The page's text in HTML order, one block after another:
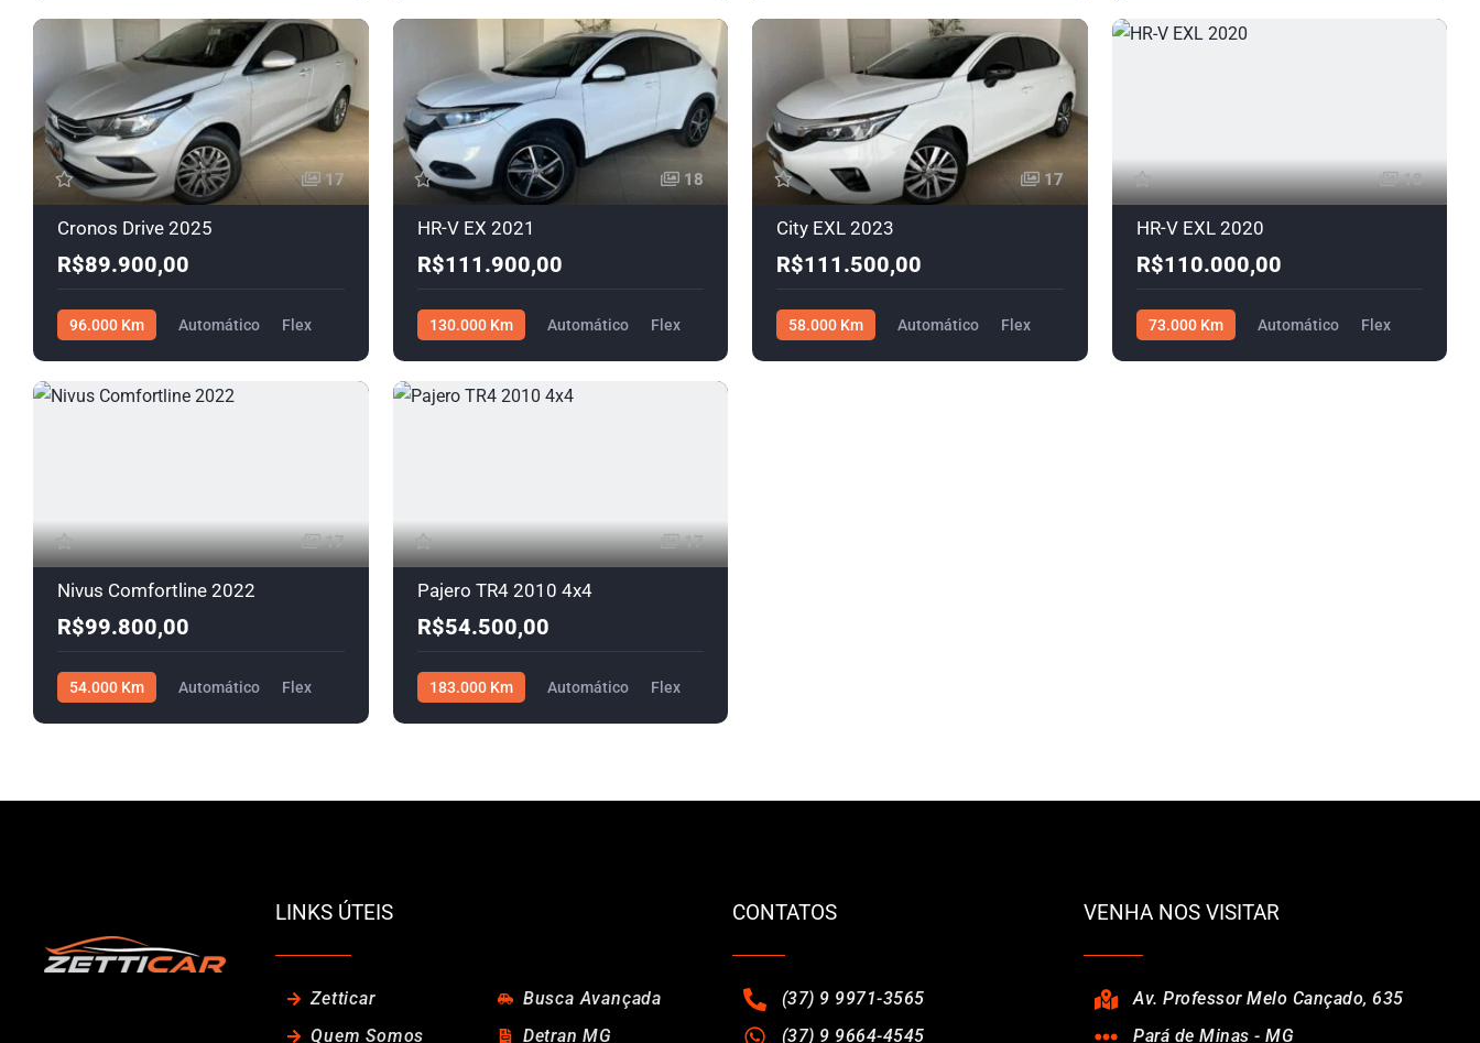
17
Cronos Drive 2025
R$89.900,00
96.000 Km Automático
Flex
18
HR-V EX 2021
R$111.900,00
130.000 Km Automático
Flex
17
City EXL 2023
R$111.500,00
58.000 Km Automático
Flex
18
HR-V EXL 2020
R$110.000,00
73.000 Km Automático
Flex
17
Nivus Comfortline 2022
R$99.800,00
54.000 Km Automático
Flex
17
Pajero TR4 2010 4x4
R$54.500,00
183.000 Km Automático
Flex
LINKS ÚTEIS
Zetticar
Quem Somos
Busca Avançada
Detran MG
CONTATOS
(37) 9 9971-3565
(37) 9 9664-4545
VENHA NOS VISITAR
Av. Professor Melo Cançado, 635
Pará de Minas - MG